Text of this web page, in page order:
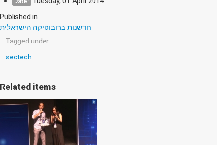
Published in
חדשנות ברובוטיקה הישראלית
Tagged under
sectech
Related items